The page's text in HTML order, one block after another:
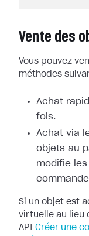
Vente des
Vous pouvez
méthodes
Achat
fois.
Achat via
objets au
modifie
Si un objet est
virtuelle au lieu
API Créer une